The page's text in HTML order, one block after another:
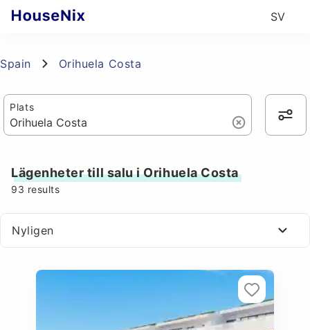
SV
Spain Orihuela Costa
Plats
Lägenheter till salu i Orihuela Costa
93 results
Nyligen